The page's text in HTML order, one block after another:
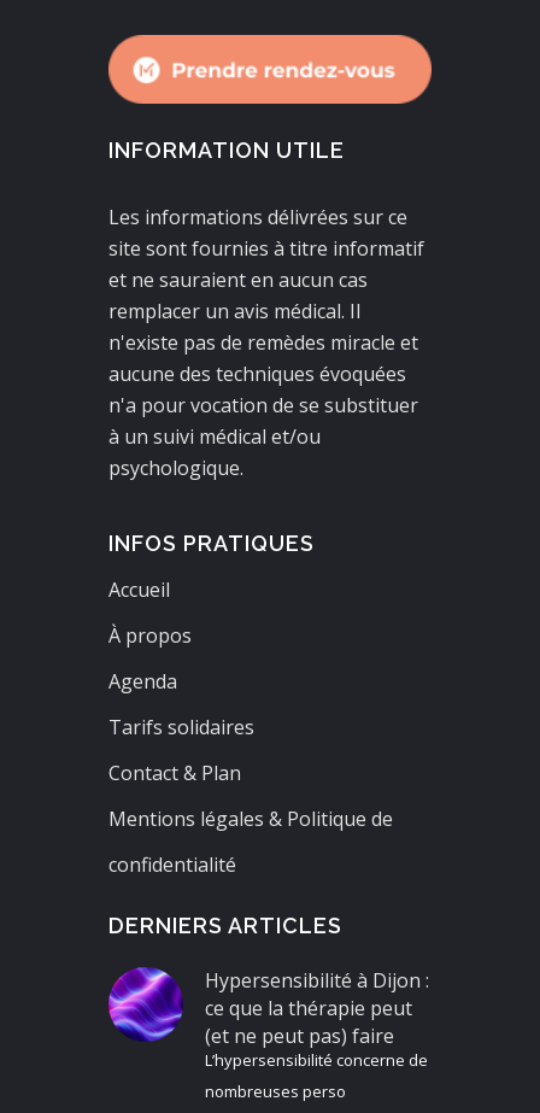
INFORMATION UTILE
Les informations délivrées sur ce
site sont fournies à titre informatif
et ne sauraient en aucun cas
remplacer un avis médical. Il
n'existe pas de remèdes miracle et
aucune des techniques évoquées
n'a pour vocation de se substituer
à un suivi médical et/ou
psychologique.
INFOS PRATIQUES
Accueil
À propos
Agenda
Tarifs solidaires
Contact & Plan
Mentions légales & Politique de
confidentialité
DERNIERS ARTICLES
Hypersensibilité à Dijon :
ce que la thérapie peut
(et ne peut pas) faire
L’hypersensibilité concerne de
nombreuses perso